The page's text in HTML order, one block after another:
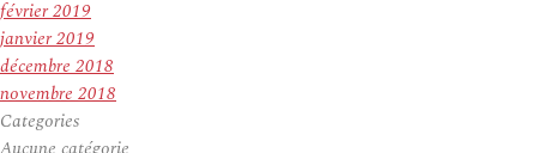
février 2019
janvier 2019
décembre 2018
novembre 2018
Categories